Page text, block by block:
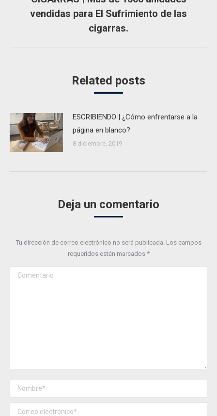
Publicación
siguiente:
vendidas para El Sufrimiento de las
cigarras.
Related posts
ESCRIBIENDO | ¿Cómo enfrentarse a la
página en blanco?
8 diciembre, 2019
Deja un comentario
Tu dirección de correo electrónico no será publicada. Los campos
requeridos están marcados *
Comentario
Nombre *
Correo electrónico *